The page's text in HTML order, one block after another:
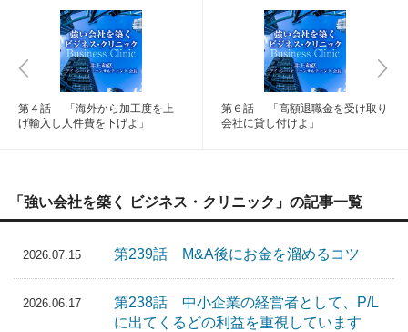
第４話 「海外から加工度を上
げ輸入し人件費を下げよ」
第６話 「高額退職金を受け取り
会社に貸し付けよ」
「強い会社を築く ビジネス・クリニック」の記事一覧
2026.07.15 第239話 M&A後にお金を溜めるコツ
2026.06.17
第238話 中小企業の経営者として、P/L
に出てくるどの利益を重視しています